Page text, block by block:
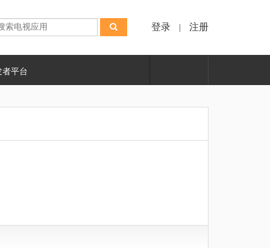
登录 注册
者平台